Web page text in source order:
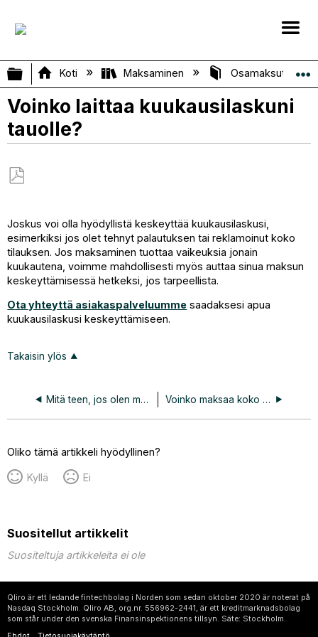
Laajenna/kutista globaali hierarkia
Koti Maksaminen Osamaksut ja
Voinko laittaa kuukausilaskuni
tauolle?
tiedostona
Joskus voi olla hyödyllistä keskeyttää kuukausilaskusi,
esimerkiksi jos olet tehnyt palautuksen tai reklamoinut koko
tilauksen. Jos maksaminen tuottaa vaikeuksia jonain
kuukautena, voimme mahdollisesti myös auttaa sinua maksun
keskeyttämisessä hetkeksi, jos tarpeellista.
Ota yhteyttä asiakaspalveluumme saadaksesi apua
kuukausilaskusi keskeyttämiseen.
Takaisin ylös
Mitä teen, jos olen maksanut liikaa kuukausilaskulleni? Voinko maksaa koko osamaksun?
Oliko tämä artikkeli hyödyllinen?
Kyllä Ei
Suositellut artikkelit
Suositeltuja artikkeleita ei ole
Qliro är ett ledande fintechbolag i Norden som sedan oktober 2020 är noterat på
Nasdaq Stockholm. Qliro AB, org.nr. 556962-2441, är ett kreditmarknadsbolag
som står under den svenska Finansinspektionens tillsyn. Säte: Stockholm.